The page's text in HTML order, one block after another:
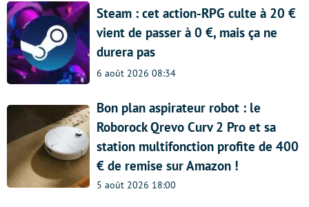
Steam : cet action-RPG culte à 20 €
vient de passer à 0 €, mais ça ne
durera pas
6 août 2026 08:34
Bon plan aspirateur robot : le
Roborock Qrevo Curv 2 Pro et sa
station multifonction profite de 400
€ de remise sur Amazon !
5 août 2026 18:00